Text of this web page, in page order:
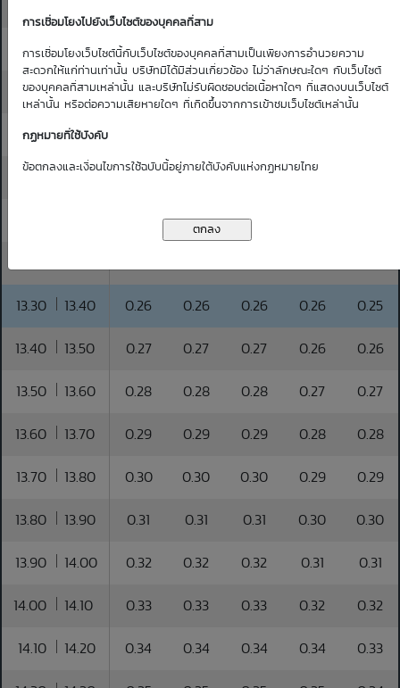
การเชื่อมโยงไปยังเว็บไซต์ของบุคคลที่สาม
การเชื่อมโยงเว็บไซต์นี้กับเว็บไซต์ของบุคคลที่สามเป็นเพียงการอำนวยความ
สะดวกให้แก่ท่านเท่านั้น บริษัทมิได้มีส่วนเกี่ยวข้อง ไม่ว่าลักษณะใดๆ กับเว็บไซต์
ของบุคคลที่สามเหล่านั้น และบริษัทไม่รับผิดชอบต่อเนื้อหาใดๆ ที่แสดงบนเว็บไซต์
เหล่านั้น หรือต่อความเสียหายใดๆ ที่เกิดขึ้นจากการเข้าชมเว็บไซต์เหล่านั้น
กฏหมายที่ใช้บังคับ
ข้อตกลงและเงื่อนไขการใช้ฉบับนี้อยู่ภายใต้บังคับแห่งกฏหมายไทย
12.70 12.80 0.21 0.21 0.21 0.20 0.20
12.80 12.90 0.22 0.22 0.21 0.21 0.21
12.90 13.00
13.00 13.10 0.24 0.23 0.23 0.23
0.24 0.24
13.30 13.40 0.26 0.26 0.26 0.26 0.25
13.40 13.50 0.27 0.27 0.27 0.26 0.26
13.50 13.60 0.28 0.28 0.28 0.27 0.27
13.60 13.70 0.29 0.29 0.29 0.28 0.28
13.70 13.80 0.30 0.30 0.30 0.29 0.29
13.80 13.90 0.31 0.31 0.31 0.30 0.30
13.90 14.00 0.32 0.32 0.32 0.31 0.31
14.00 14.10 0.33 0.33 0.33 0.32 0.32
14.10 14.20 0.34 0.34 0.34 0.34 0.33